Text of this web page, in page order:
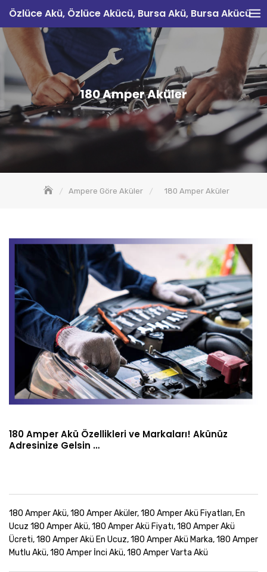
Skip
content
Özlüce Akü, Özlüce Akücü, Bursa Akü, Bursa Akücü
180 Amper Aküler
Ampere Göre Aküler 180 Amper Aküler
180 Amper Akü Özellikleri ve Markaları! Akünüz
Adresinize Gelsin …
180 Amper Akü, 180 Amper Aküler, 180 Amper Akü Fiyatları, En
Ucuz 180 Amper Akü, 180 Amper Akü Fiyatı, 180 Amper Akü
Ücreti, 180 Amper Akü En Ucuz, 180 Amper Akü Marka, 180 Amper
Mutlu Akü, 180 Amper İnci Akü, 180 Amper Varta Akü